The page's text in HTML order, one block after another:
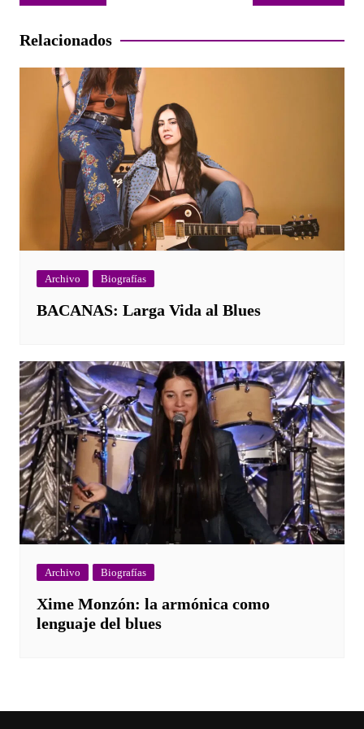
de
entradas
Relacionados
Archivo Biografías
BACANAS: Larga Vida al Blues
Archivo Biografías
Xime Monzón: la armónica como
lenguaje del blues